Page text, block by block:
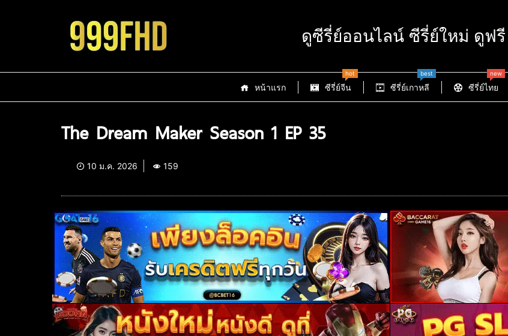
ดูซีรี่ย์ออนไลน์ ซีรี่ย์ใหม่ ดูฟรี
หน้าแรก ซีรี่ย์จีน
hot
ซีรี่ย์เกาหลี
best
ซีรี่ย์ไทย
new
The Dream Maker Season 1 EP 35
10 ม.ค. 2026 159